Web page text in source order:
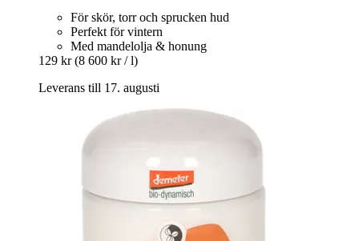
För skör, torr och sprucken hud
Perfekt för vintern
Med mandelolja & honung
129 kr (8 600 kr / l)
Leverans till 17. augusti